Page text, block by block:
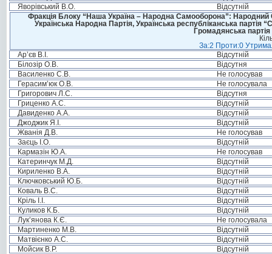
Яворівський В.О.
Відсутній
Фракція Блоку “Наша Україна – Народна Самооборона”: Народний
Українська Народна Партія, Українська республіканська
Громадянська
За:2 Проти:0
Ар’єв В.І.
Відсутній
Білозір О.В.
Відсутня
Василенко С.В.
Не голосував
Герасим’юк О.В.
Не голосувала
Григорович Л.С.
Відсутня
Гриценко А.С.
Відсутній
Давиденко А.А.
Відсутній
Джоджик Я.І.
Відсутній
Жванія Д.В.
Не голосував
Заєць І.О.
Відсутній
Кармазін Ю.А.
Не голосував
Катеринчук М.Д.
Відсутній
Кириленко В.А.
Відсутній
Ключковський Ю.Б.
Відсутній
Коваль В.С.
Відсутній
Кріль І.І.
Відсутній
Куликов К.Б.
Відсутній
Лук’янова К.Є.
Не голосувала
Мартиненко М.В.
Відсутній
Матвієнко А.С.
Відсутній
Мойсик В.Р.
Відсутній